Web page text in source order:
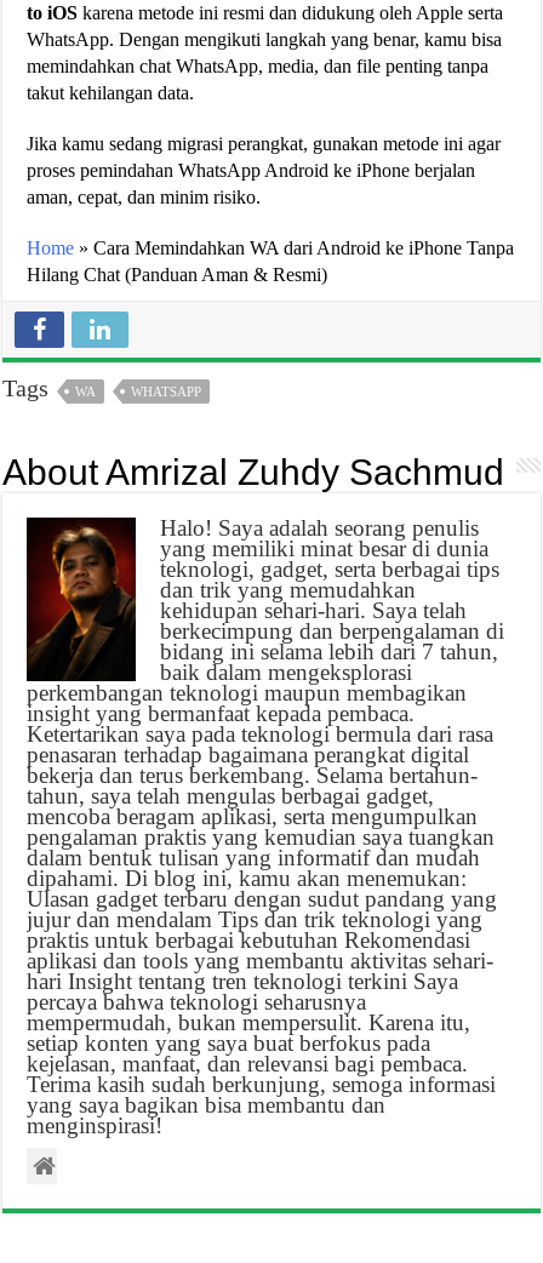
to iOS karena metode ini resmi dan didukung oleh Apple serta
WhatsApp. Dengan mengikuti langkah yang benar, kamu bisa
memindahkan chat WhatsApp, media, dan file penting tanpa
takut kehilangan data.
Jika kamu sedang migrasi perangkat, gunakan metode ini agar
proses pemindahan WhatsApp Android ke iPhone berjalan
aman, cepat, dan minim risiko.
Home »Cara Memindahkan WA dari Android ke iPhone Tanpa
Hilang Chat (Panduan Aman & Resmi)
Tags WA WHATSAPP
About Amrizal Zuhdy Sachmud
Halo! Saya adalah seorang penulis
yang memiliki minat besar di dunia
teknologi, gadget, serta berbagai tips
dan trik yang memudahkan
kehidupan sehari-hari. Saya telah
berkecimpung dan berpengalaman di
bidang ini selama lebih dari 7 tahun,
baik dalam mengeksplorasi
perkembangan teknologi maupun membagikan
insight yang bermanfaat kepada pembaca.
Ketertarikan saya pada teknologi bermula dari rasa
penasaran terhadap bagaimana perangkat digital
bekerja dan terus berkembang. Selama bertahun-
tahun, saya telah mengulas berbagai gadget,
mencoba beragam aplikasi, serta mengumpulkan
pengalaman praktis yang kemudian saya tuangkan
dalam bentuk tulisan yang informatif dan mudah
dipahami. Di blog ini, kamu akan menemukan:
Ulasan gadget terbaru dengan sudut pandang yang
jujur dan mendalam Tips dan trik teknologi yang
praktis untuk berbagai kebutuhan Rekomendasi
aplikasi dan tools yang membantu aktivitas sehari-
hari Insight tentang tren teknologi terkini Saya
percaya bahwa teknologi seharusnya
mempermudah, bukan mempersulit. Karena itu,
setiap konten yang saya buat berfokus pada
kejelasan, manfaat, dan relevansi bagi pembaca.
Terima kasih sudah berkunjung, semoga informasi
yang saya bagikan bisa membantu dan
menginspirasi!